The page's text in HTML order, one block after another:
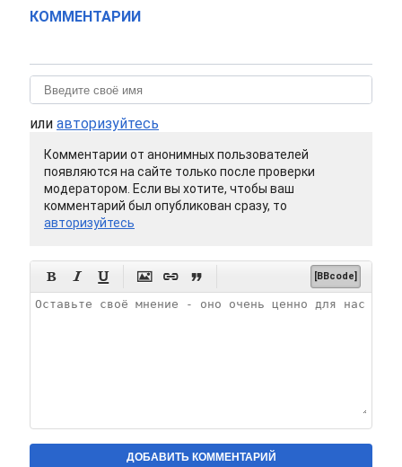
КОММЕНТАРИИ
или авторизуйтесь
Комментарии от анонимных пользователей
появляются на сайте только после проверки
модератором. Если вы хотите, чтобы ваш
комментарий был опубликован сразу, то
авторизуйтесь
      [BBcode]